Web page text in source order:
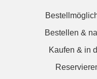
Bestellen &
Kaufen & in